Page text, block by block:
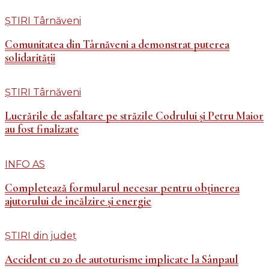
ȘTIRI Târnăveni
Comunitatea din Târnăveni a demonstrat puterea
solidarității
ȘTIRI Târnăveni
Lucrările de asfaltare pe străzile Codrului și Petru Maior
au fost finalizate
INFO AS
Completează formularul necesar pentru obținerea
ajutorului de încălzire și energie
ȘTIRI din județ
Accident cu 20 de autoturisme implicate la Sânpaul